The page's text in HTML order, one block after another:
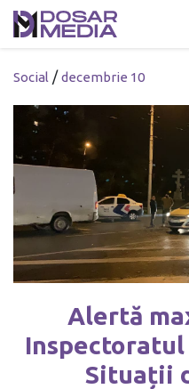
Social /decembrie 10
Alertă
Situații